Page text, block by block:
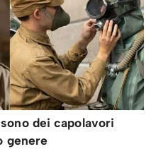
dei capolavori
genere